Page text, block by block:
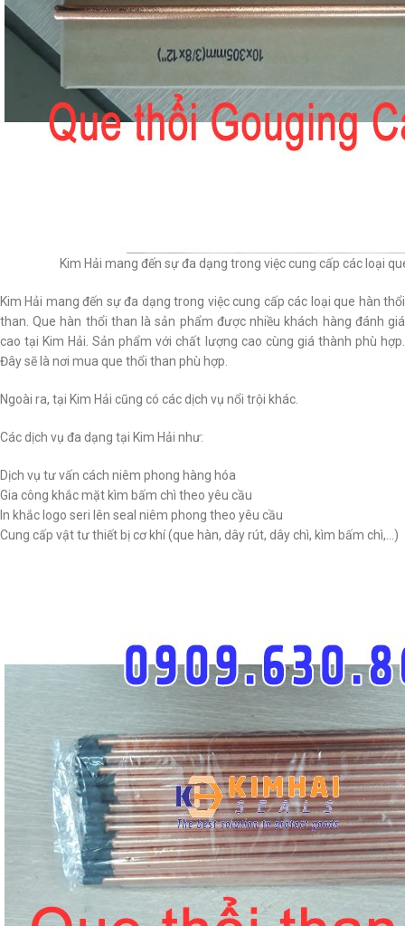
Kim Hải mang đến sự đa dạng trong việc cung cấp các loại
Kim Hải mang đến sự đa dạng trong việc cung cấp các loại que hàn thổi
than. Que hàn thổi than là sản phẩm được nhiều khách hàng đánh giá
cao tại Kim Hải. Sản phẩm với chất lượng cao cùng giá thành phù hợp.
Đây sẽ là nơi mua que thổi than phù hợp.
Ngoài ra, tại Kim Hải cũng có các dịch vụ nổi trội khác.
Các dịch vụ đa dạng tại Kim Hải như:
Dịch vụ tư vấn cách niêm phong hàng hóa
Gia công khắc mặt kìm bấm chì theo yêu cầu
In khắc logo seri lên seal niêm phong theo yêu cầu
Cung cấp vật tư thiết bị cơ khí (que hàn, dây rút, dây chì, kìm bấm chì,…)